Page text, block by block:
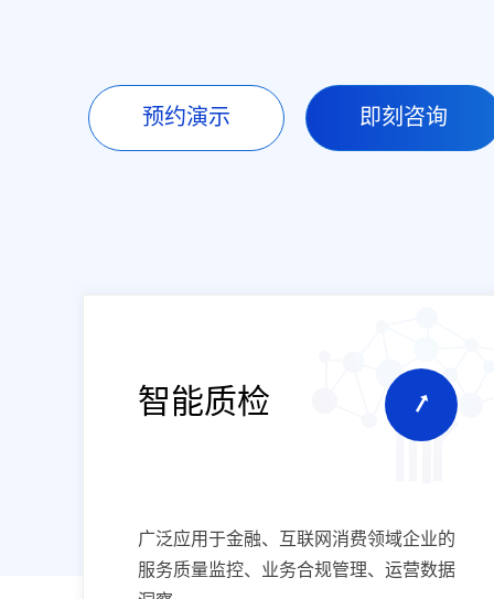
预约演示 即刻咨询
智能质检
广泛应用于金融、互联网消费领域企业的
服务质量监控、业务合规管理、运营数据